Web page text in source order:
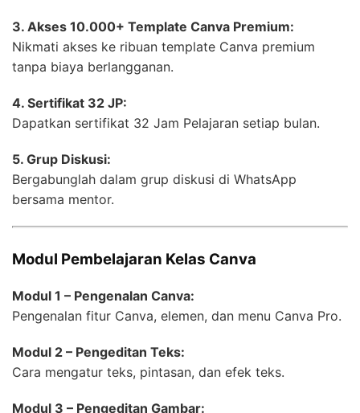
3. Akses 10.000+ Template Canva Premium:
Nikmati akses ke ribuan template Canva premium
tanpa biaya berlangganan.
4. Sertifikat 32 JP:
Dapatkan sertifikat 32 Jam Pelajaran setiap bulan.
5. Grup Diskusi:
Bergabunglah dalam grup diskusi di WhatsApp
bersama mentor.
Modul Pembelajaran Kelas Canva
Modul 1 – Pengenalan Canva:
Pengenalan fitur Canva, elemen, dan menu Canva Pro.
Modul 2 – Pengeditan Teks:
Cara mengatur teks, pintasan, dan efek teks.
Modul 3 – Pengeditan Gambar: